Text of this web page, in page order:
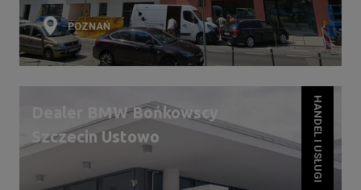
POZNAŃ
Dealer BMW Bońkowscy
Szczecin Ustowo
HANDEL I USŁUGI